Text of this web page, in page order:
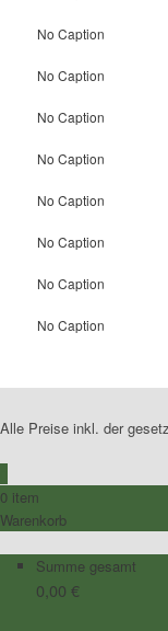
No Caption
No Caption
No Caption
No Caption
No Caption
No Caption
No Caption
No Caption
Alle Preise inkl. der
0 item
Warenkorb
Summe gesamt
0,00 €